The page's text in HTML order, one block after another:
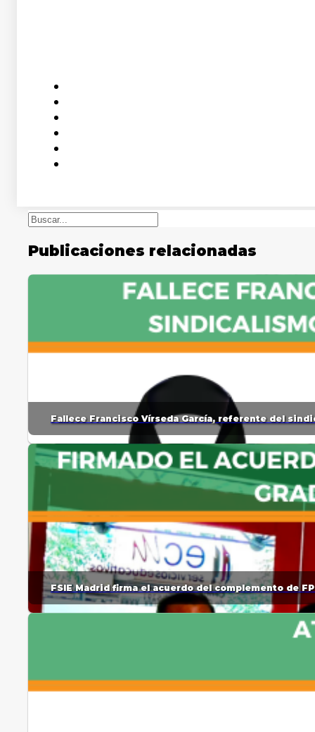
Buscar
Publicaciones relacionadas
Fallece Francisco Vírseda García, referente del
FSIE Madrid firma el acuerdo del complemento de